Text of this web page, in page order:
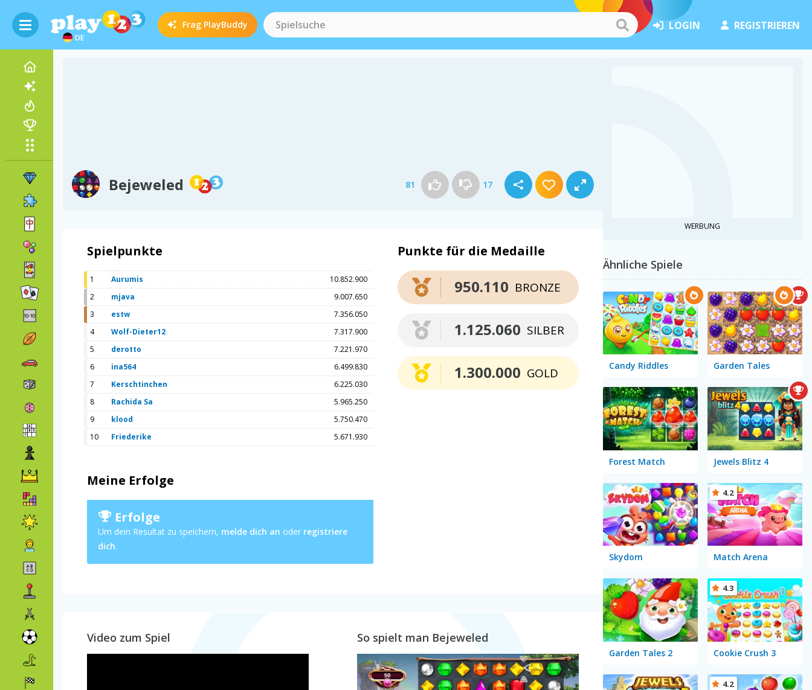
DE
Frag PlayBuddy LOGIN REGISTRIEREN
Bejeweled 81 17
Spielpunkte
1 Aurumis
10.852.900
2
mjava
9.007.650
3
estw
7.356.050
4
Wolf-Dieter12
7.317.900
5
derotto
7.221.970
6
ina564
6.499.830
7
Kerschtinchen
6.225.030
8
Rachida Sa
5.965.250
9
klood
5.750.470
10
Friederike 5.671.930
Meine Erfolge
Erfolge
Um dein Resultat zu speichern, melde dich an oder registriere
dich.
Punkte für die Medaille
BRONZE
950.110
SILBER
1.125.060
GOLD
1.300.000
Video zum Spiel So spielt man Bejeweled
WERBUNG
Ähnliche Spiele
Candy Riddles Garden Tales
Forest Match Jewels Blitz 4
Skydom Match Arena
4.2
Garden Tales 2 Cookie Crush 3
4.3
4.2